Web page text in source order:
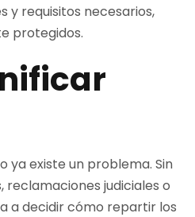
y requisitos necesarios,
protegidos.
ya existe un problema. Sin
judiciales o
a decidir cómo repartir los